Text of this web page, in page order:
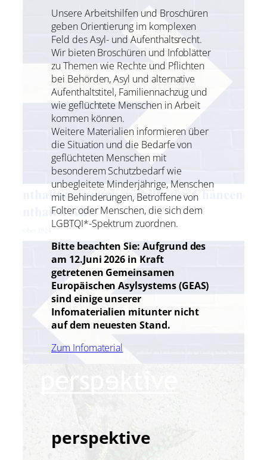
Unsere Arbeitshilfen und Broschüren
geben Orientierung im komplexen
Feld des Asyl- und Aufenthaltsrecht.
Wir bieten Broschüren und Infoblätter
zu Themen wie Rechte und Pflichten
bei Behörden, Asyl und alternative
Aufenthaltstitel, Familiennachzug und
wie geflüchtete Menschen in Arbeit
kommen können.
Weitere Materialien informieren über
die Situation und die Bedarfe von
geflüchteten Menschen mit
besonderem Schutzbedarf wie
unbegleitete Minderjährige, Menschen
mit Behinderungen, Betroffene von
Folter oder Menschen, die sich dem
LGBTQI*-Spektrum zuordnen.
Bitte beachten Sie: Aufgrund des
am 12.Juni 2026 in Kraft
getretenen Gemeinsamen
Europäischen Asylsystems (GEAS)
sind einige unserer
Infomaterialien mitunter nicht
auf dem neuesten Stand.
Zum Infomaterial
perspektive